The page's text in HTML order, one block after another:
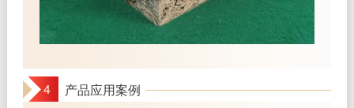
4 产品应用案例